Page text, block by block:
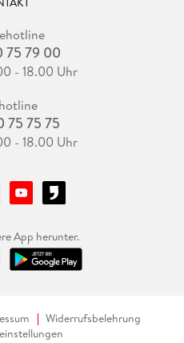
75 79 00
- 18.00 Uhr
75 75 75
- 18.00 Uhr
App herunter.
Widerrufsbelehrung